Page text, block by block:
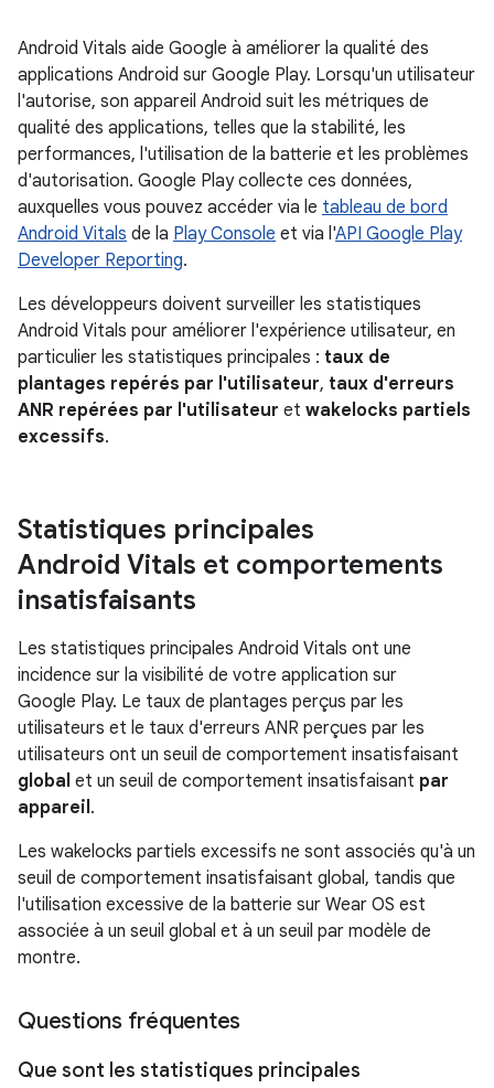
Android Vitals aide Google à améliorer la qualité des
applications Android sur Google Play. Lorsqu'un utilisateur
l'autorise, son appareil Android suit les métriques de
qualité des applications, telles que la stabilité, les
performances, l'utilisation de la batterie et les problèmes
d'autorisation. Google Play collecte ces données,
auxquelles vous pouvez accéder via le tableau de bord
Android Vitals de la Play Console et via l'API Google Play
Developer Reporting.
Les développeurs doivent surveiller les statistiques
Android Vitals pour améliorer l'expérience utilisateur, en
particulier les statistiques principales : taux de
plantages repérés par l'utilisateur, taux d'erreurs
ANR repérées par l'utilisateur et wakelocks partiels
excessifs.
Statistiques principales
Android Vitals et comportements
insatisfaisants
Les statistiques principales Android Vitals ont une
incidence sur la visibilité de votre application sur
Google Play. Le taux de plantages perçus par les
utilisateurs et le taux d'erreurs ANR perçues par les
utilisateurs ont un seuil de comportement insatisfaisant
global et un seuil de comportement insatisfaisant par
appareil.
Les wakelocks partiels excessifs ne sont associés qu'à un
seuil de comportement insatisfaisant global, tandis que
l'utilisation excessive de la batterie sur Wear OS est
associée à un seuil global et à un seuil par modèle de
montre.
Questions fréquentes
Que sont les statistiques principales